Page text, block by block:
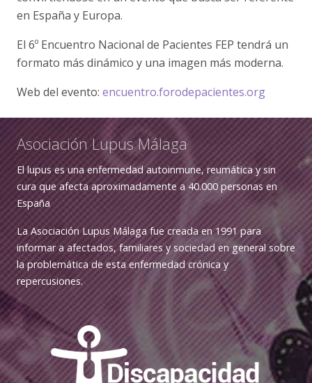
en España y Europa.
El 6º Encuentro Nacional de Pacientes FEP tendrá un
formato más dinámico y una imagen más moderna.
Web del evento: encuentro.forodepacientes.org
Asociación Lupus Málaga
El lupus es una enfermedad autoinmune, reumática y sin
cura que afecta aproximadamente a 40.000 personas en
España
La Asociación Lupus Málaga fue creada en 1991 para
informar a afectados, familiares y sociedad en general sobre
la problemática de esta enfermedad crónica y
repercusiones.